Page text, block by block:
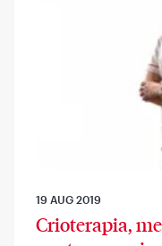
19 AUG 2019
Crioterapia,